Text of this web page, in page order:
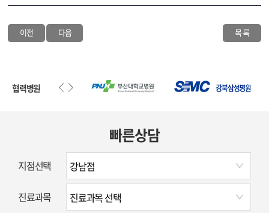
이전 다음 목 록
협력병원
빠른상담
지점선택
진료과목